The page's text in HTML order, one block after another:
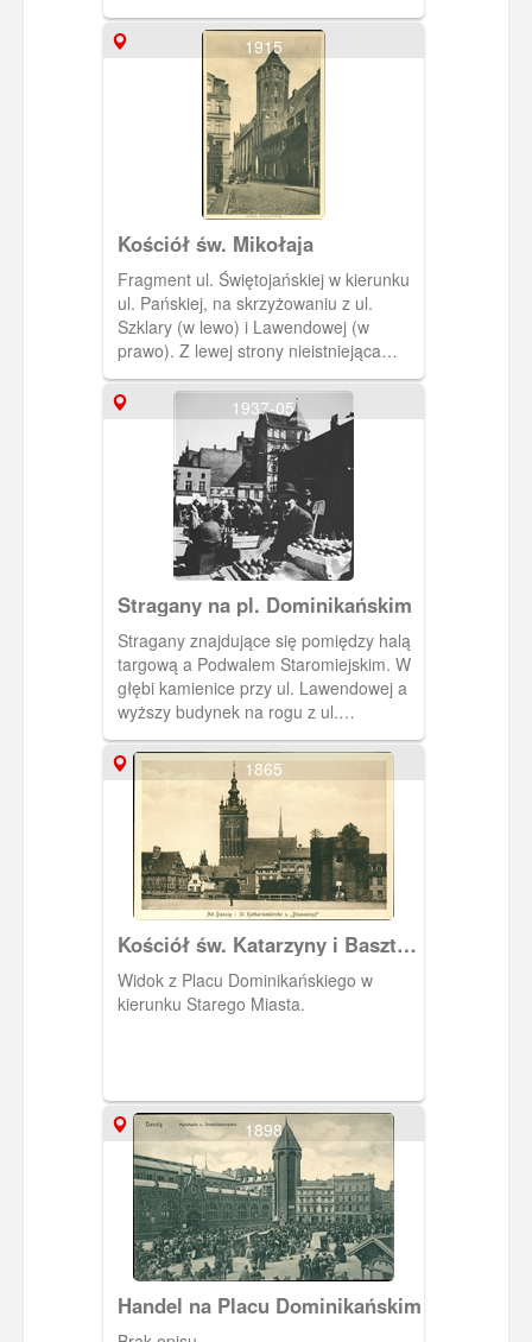
a dalej kościół św. Katarzyny. Dziś na tej
części placu stoi zespół niskich
budynków, w których mieszczą się
kwiaciarnie. Widok spod kościoła św.
Mikołaja w kierunku kościoła św.
1915
Kościół św. Mikołaja
Fragment ul. Świętojańskiej w kierunku
ul. Pańskiej, na skrzyżowaniu z ul.
Szklary (w lewo) i Lawendowej (w
prawo). Z lewej strony nieistniejąca
kamienica na rogu z ul. Szklary.
1937-05
Stragany na pl. Dominikańskim
Stragany znajdujące się pomiędzy halą
targową a Podwalem Staromiejskim. W
głębi kamienice przy ul. Lawendowej a
wyższy budynek na rogu z ul.
Straganiarską. Autor: Annemarie
Schwarzenbach 1865
Kościół św. Katarzyny i Baszta
Dominikańska
Widok z Placu Dominikańskiego w
kierunku Starego Miasta.
1898
Handel na Placu Dominikańskim